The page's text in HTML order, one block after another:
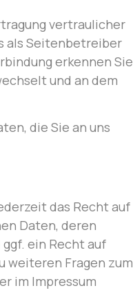
vertraulicher
als Seitenbetreiber
erkennen Sie
und an dem
die Sie an uns
das Recht auf
Daten, deren
ein Recht auf
weiteren Fragen zum
im Impressum